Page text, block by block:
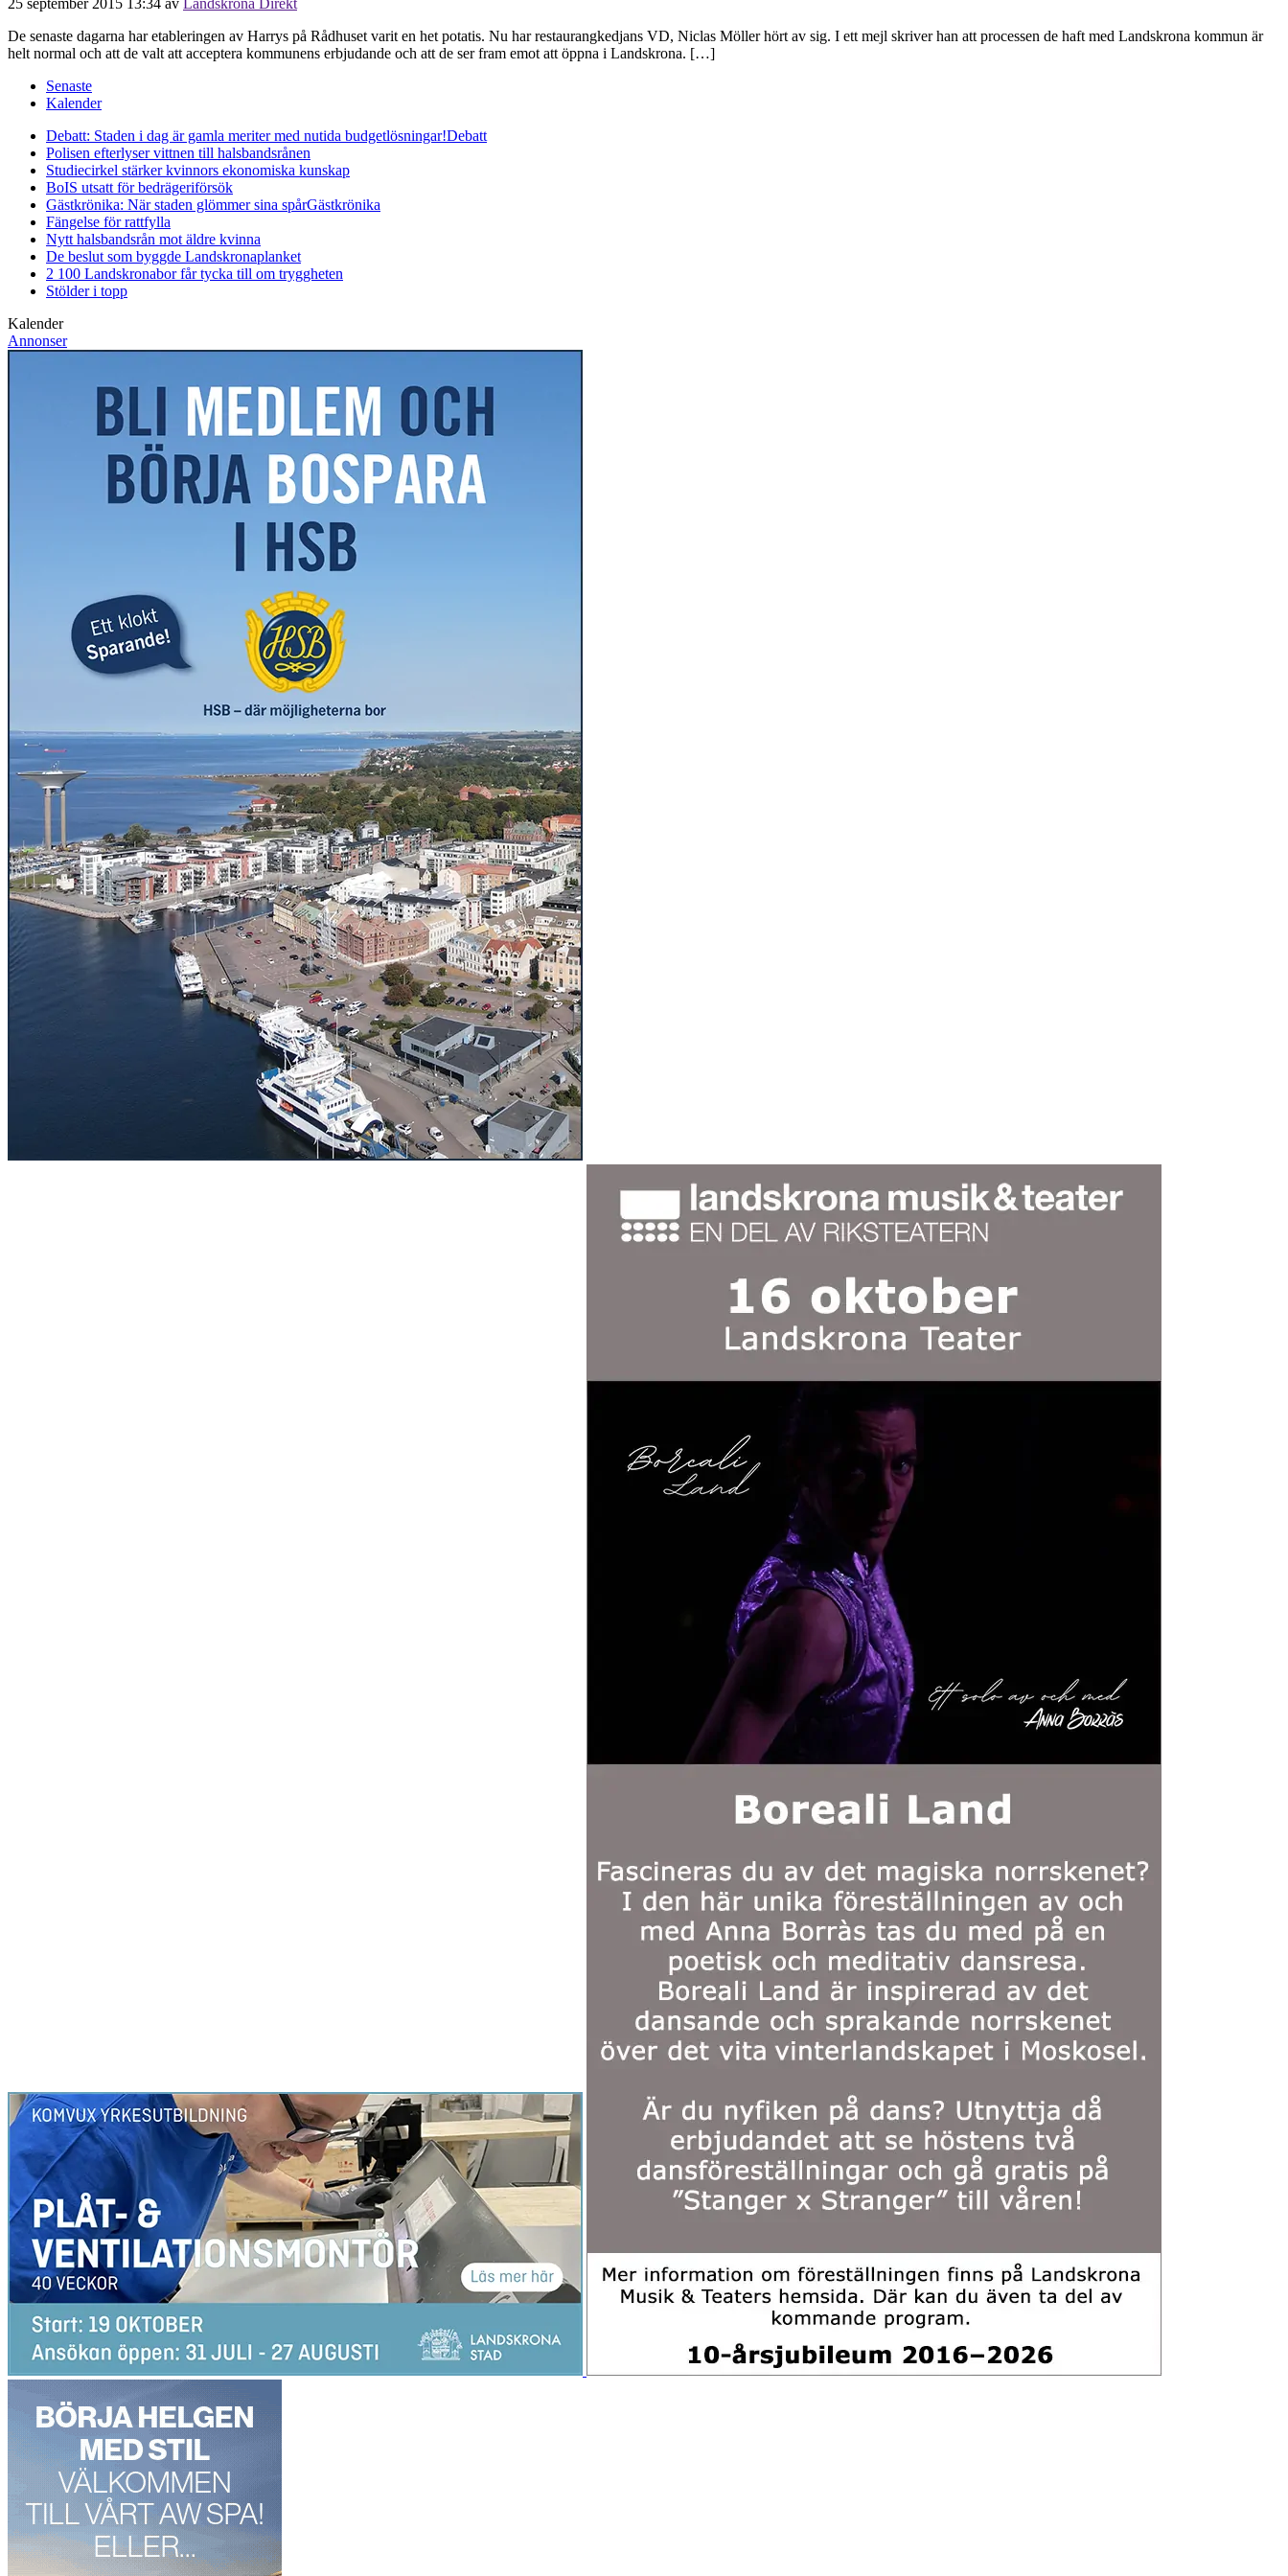
De senaste dagarna har etableringen av Harrys på Rådhuset varit en het potatis. Nu har restaurangkedjans VD, Niclas Möller hört av sig. I ett mejl skriver han att processen de haft med Landskrona kommun är
helt normal och att de valt att acceptera kommunens erbjudande och att de ser fram emot att öppna i Landskrona. […]
Senaste
Kalender
Debatt: Staden i dag är gamla meriter med nutida budgetlösningar!Debatt
Polisen efterlyser vittnen till halsbandsrånen
Studiecirkel stärker kvinnors ekonomiska kunskap
BoIS utsatt för bedrägeriförsök
Gästkrönika: När staden glömmer sina spårGästkrönika
Fängelse för rattfylla
Nytt halsbandsrån mot äldre kvinna
De beslut som byggde Landskronaplanket
2 100 Landskronabor får tycka till om tryggheten
Stölder i topp
Kalender
Annonser